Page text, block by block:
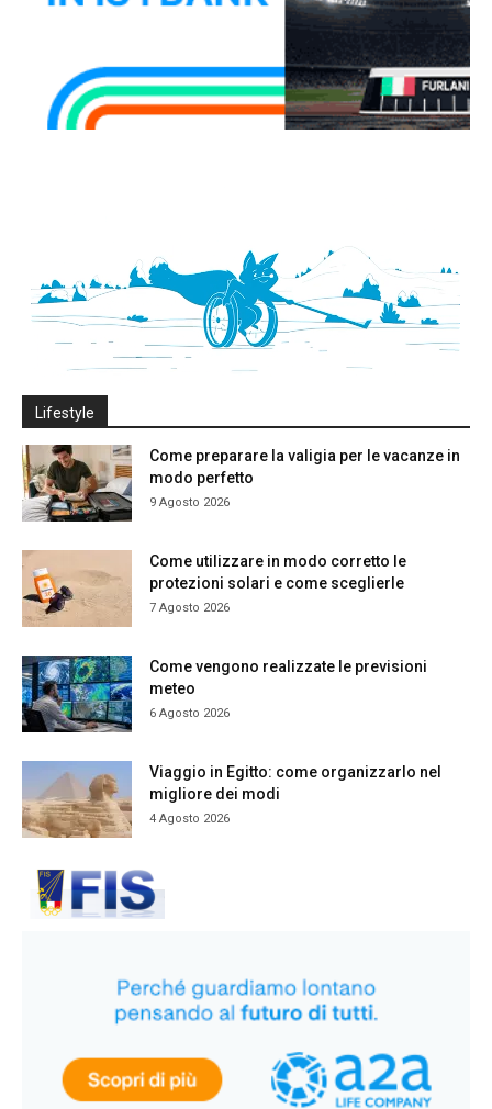
Lifestyle
Come preparare la valigia per le vacanze in
modo perfetto
9 Agosto 2026
Come utilizzare in modo corretto le
protezioni solari e come sceglierle
7 Agosto 2026
Come vengono realizzate le previsioni
meteo
6 Agosto 2026
Viaggio in Egitto: come organizzarlo nel
migliore dei modi
4 Agosto 2026